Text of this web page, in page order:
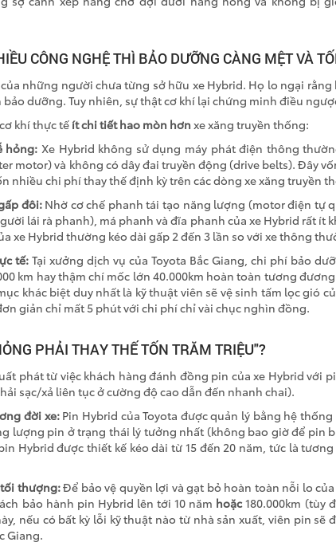
CÔNG NGHỆ THÌ BẢO DƯỠNG CÀNG MỆT VÀ
những người chưa từng sở hữu xe Hybrid. Họ lo ngại
dưỡng. Tuy nhiên, sự thật cơ khí lại chứng minh điều
khí thực tế ít chi tiết hao mòn hơn xe xăng truyền thống:
hỏng: Xe Hybrid không sử dụng máy phát điện thông
motor) và không có dây đai truyền động (drive belts). Đây
nhiều chi phí thay thế định kỳ trên các dòng xe xăng truyền
đôi:Nhờ cơ chế phanh tái tạo năng lượng (motor điện tự
lái rà phanh), má phanh và đĩa phanh của xe Hybrid rất ít
xe Hybrid thường kéo dài gấp 2 đến 3 lần so với xe thông
tế: Tại xưởng dịch vụ của Toyota Bắc Giang, chi phí bảo
km hay thậm chí mốc lớn 40.000km hoàn toàn tương
khác biệt duy nhất là kỹ thuật viên sẽ vệ sinh tấm lọc gió
giản chỉ mất5 phútvới chi phí chỉ vài chục nghìn đồng.
PHẢI THAY THẾ TỐN TRĂM TRIỆU"?
phát từ việc khách hàng đánh đồng pin của xe Hybrid với
sạc/xả liên tục ở cường độ cao dẫn đến nhanh chai).
đời xe:Pin Hybrid của Toyota được quản lý bằng hệ
lượng pin ở trạng thái lý tưởng nhất (không bao giờ để pin
Hybrid được thiết kế kéo dài từ15đến 20 năm, tức là
thượng:Để bảo vệ quyền lợi và gạt bỏ hoàn toàn nỗi lo
bảo hành pin Hybrid lên tới10 năm hoặc180.000km (tùy
nếu có bất kỳ lỗi kỹ thuật nào từ nhà sản xuất, viên pin sẽ
Giang.